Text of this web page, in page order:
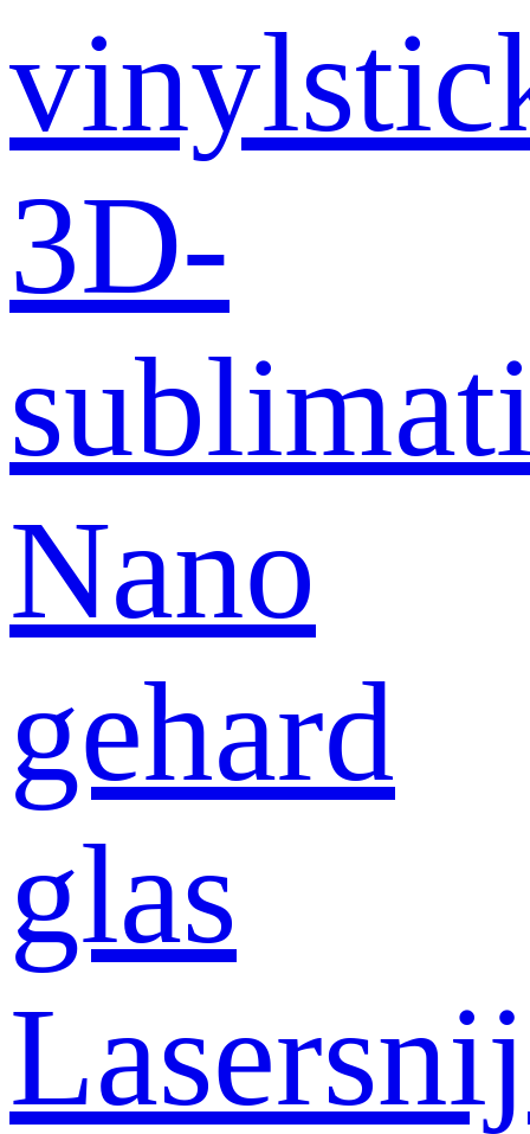
3D-
Nano
gehard
glas